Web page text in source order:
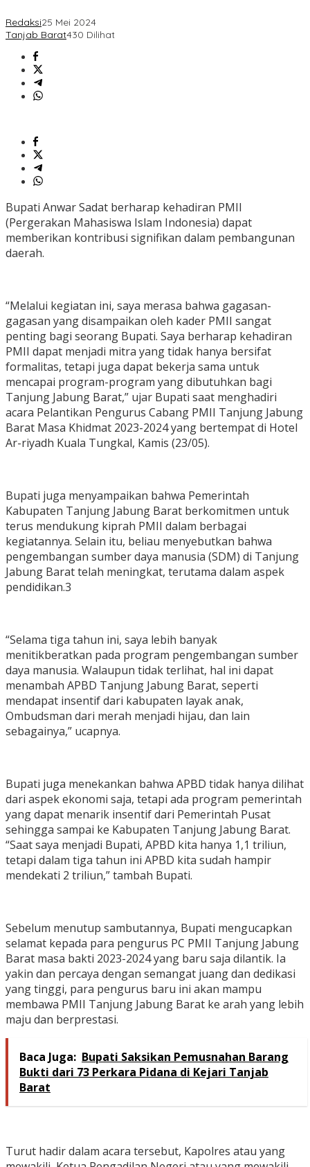
Redaksi25 Mei 2024
Tanjab Barat430 Dilihat
Bupati Anwar Sadat berharap kehadiran PMII
(Pergerakan Mahasiswa Islam Indonesia) dapat
memberikan kontribusi signifikan dalam pembangunan
daerah.
“Melalui kegiatan ini, saya merasa bahwa gagasan-
gagasan yang disampaikan oleh kader PMII sangat
penting bagi seorang Bupati. Saya berharap kehadiran
PMII dapat menjadi mitra yang tidak hanya bersifat
formalitas, tetapi juga dapat bekerja sama untuk
mencapai program-program yang dibutuhkan bagi
Tanjung Jabung Barat,” ujar Bupati saat menghadiri
acara Pelantikan Pengurus Cabang PMII Tanjung Jabung
Barat Masa Khidmat 2023-2024 yang bertempat di Hotel
Ar-riyadh Kuala Tungkal, Kamis (23/05).
Bupati juga menyampaikan bahwa Pemerintah
Kabupaten Tanjung Jabung Barat berkomitmen untuk
terus mendukung kiprah PMII dalam berbagai
kegiatannya. Selain itu, beliau menyebutkan bahwa
pengembangan sumber daya manusia (SDM) di Tanjung
Jabung Barat telah meningkat, terutama dalam aspek
pendidikan.3
“Selama tiga tahun ini, saya lebih banyak
menitikberatkan pada program pengembangan sumber
daya manusia. Walaupun tidak terlihat, hal ini dapat
menambah APBD Tanjung Jabung Barat, seperti
mendapat insentif dari kabupaten layak anak,
Ombudsman dari merah menjadi hijau, dan lain
sebagainya,” ucapnya.
Bupati juga menekankan bahwa APBD tidak hanya dilihat
dari aspek ekonomi saja, tetapi ada program pemerintah
yang dapat menarik insentif dari Pemerintah Pusat
sehingga sampai ke Kabupaten Tanjung Jabung Barat.
“Saat saya menjadi Bupati, APBD kita hanya 1,1 triliun,
tetapi dalam tiga tahun ini APBD kita sudah hampir
mendekati 2 triliun,” tambah Bupati.
Sebelum menutup sambutannya, Bupati mengucapkan
selamat kepada para pengurus PC PMII Tanjung Jabung
Barat masa bakti 2023-2024 yang baru saja dilantik. Ia
yakin dan percaya dengan semangat juang dan dedikasi
yang tinggi, para pengurus baru ini akan mampu
membawa PMII Tanjung Jabung Barat ke arah yang lebih
maju dan berprestasi.
Baca Juga: Bupati Saksikan Pemusnahan Barang
Bukti dari 73 Perkara Pidana di Kejari Tanjab
Barat
Turut hadir dalam acara tersebut, Kapolres atau yang